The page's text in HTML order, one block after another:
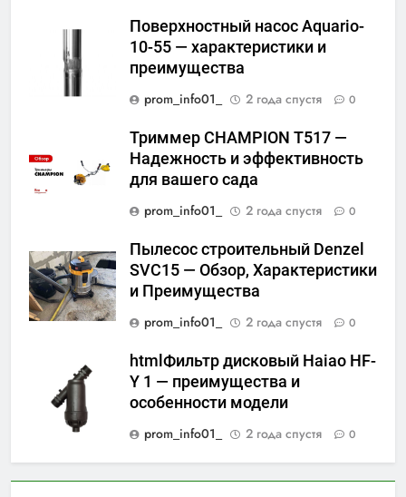
Поверхностный насос Aquario-
10-55 — характеристики и
преимущества
prom_info01_
2 года спустя 0
Триммер CHAMPION Т517 —
Надежность и эффективность
для вашего сада
prom_info01_
2 года спустя 0
Пылесос строительный Denzel
SVC15 — Обзор, Характеристики
и Преимущества
prom_info01_
2 года спустя 0
htmlФильтр дисковый Haiao HF-
Y 1 — преимущества и
особенности модели
prom_info01_
2 года спустя 0